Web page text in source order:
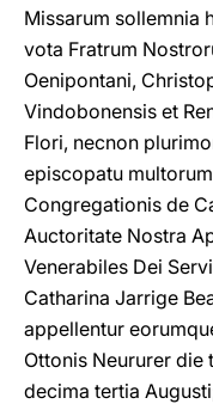
Missarum sollemnia
vota Fratrum
Oenipontani,
Vindobonensis et
Flori, necnon
episcopatu
Congregationis de
Auctoritate Nostra
Venerabiles Dei
Catharina Jarrige
appellentur
Ottonis Neururer die
decima tertia